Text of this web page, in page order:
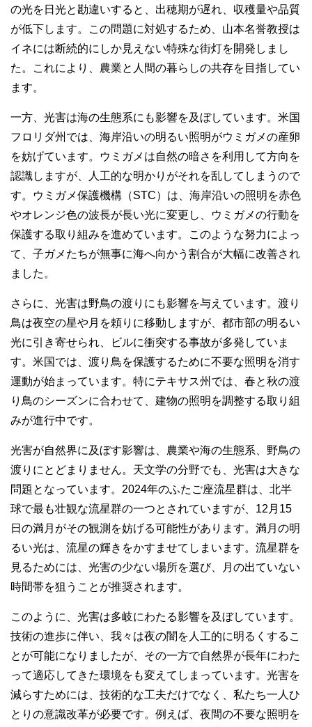
の光を日光と勘違いすると、出穂期が遅れ、収穫量や品質
が低下します。この問題に対処するため、山本名誉教授は
イネには断続的にしか見えない特殊な街灯を開発しまし
た。これにより、農業と人間の暮らしの共存を目指してい
ます。
一方、光害は海の生態系にも影響を及ぼしています。米国
フロリダ州では、海岸沿いの明るい照明がウミガメの産卵
を妨げています。ウミガメは自然の暗さを利用して方向を
認識しますが、人工的な明かりがそれを乱してしまうので
す。ウミガメ保護機構（STC）は、海岸沿いの照明を赤色
やオレンジ色の波長が長い光に変更し、ウミガメの行動を
保護する取り組みを進めています。このような努力によっ
て、子ガメたちが無事に海へ向かう割合が大幅に改善され
ました。
さらに、光害は野鳥の渡りにも影響を与えています。渡り
鳥は夜空の星や月を頼りに移動しますが、都市部の明るい
光に引き寄せられ、ビルに衝突する事故が多発していま
す。米国では、渡り鳥を保護するために不要な照明を消す
運動が始まっています。特にテキサス州では、春と秋の渡
り鳥のシーズンに合わせて、建物の照明を調整する取り組
みが進行中です。
光害が自然界に及ぼす影響は、農業や海の生態系、野鳥の
渡りにとどまりません。天文学の分野でも、光害は大きな
問題となっています。2024年のふたご座流星群は、北半
球で最も壮観な流星群の一つとされていますが、12月15
日の満月がその観測を妨げる可能性があります。満月の明
るい光は、流星の輝きをかすませてしまいます。流星群を
見るためには、光害の少ない場所を選び、月の出ていない
時間帯を狙うことが推奨されます。
このように、光害は多岐にわたる影響を及ぼしています。
技術の進歩に伴い、我々は夜の闇を人工的に明るくするこ
とが可能になりましたが、その一方で自然界が長年にわた
って適応してきた環境をも変えてしまっています。光害を
減らすためには、技術的な工夫だけでなく、私たち一人ひ
とりの意識改革が必要です。例えば、夜間の不要な照明を